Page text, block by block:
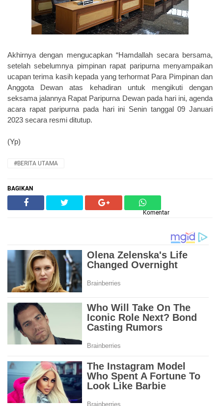
Akhirnya dengan mengucapkan “Hamdallah secara bersama,
setelah sebelumnya pimpinan rapat paripurna menyampaikan
ucapan terima kasih kepada yang terhormat Para Pimpinan dan
Anggota Dewan atas kehadiran untuk mengikuti dengan
seksama jalannya Rapat Paripurna Dewan pada hari ini, agenda
acara rapat paripurna pada hari ini Senin tanggal 09 Januari
2023 secara resmi ditutup.
(Yp)
#BERITA UTAMA
BAGIKAN
Komentar